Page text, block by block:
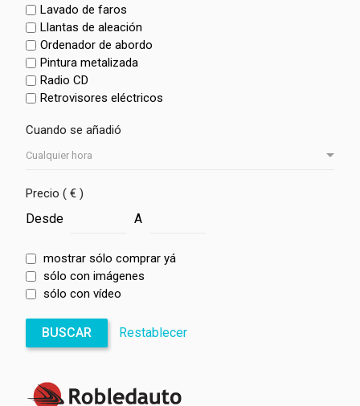
Lavado de faros
Llantas de aleación
Ordenador de abordo
Pintura metalizada
Radio CD
Retrovisores eléctricos
Cuando se añadió
Precio ( € )
Desde A
mostrar sólo comprar yá
sólo con imágenes
sólo con vídeo
BUSCAR Restablecer